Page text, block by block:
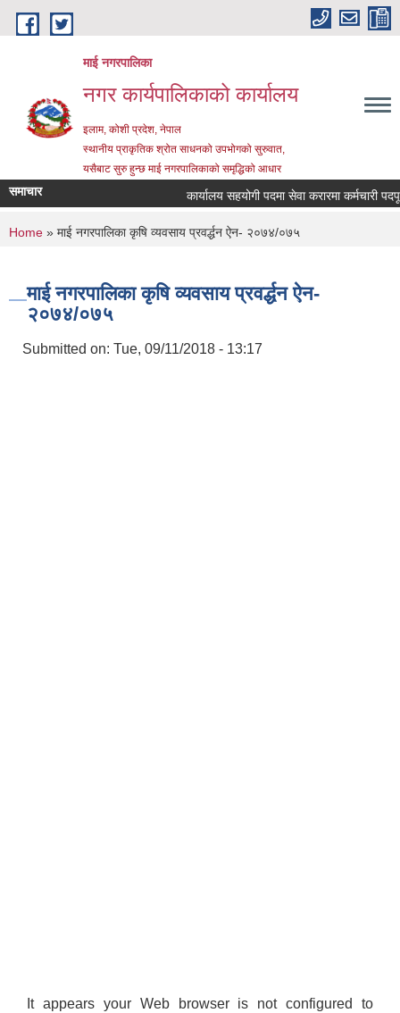
Skip to main content
माई नगरपालिका
नगर कार्यपालिकाको कार्यालय
इलाम, कोशी प्रदेश, नेपाल
स्थानीय प्राकृतिक श्रोत साधनको उपभोगको सुरुवात,
यसैबाट सुरु हुन्छ माई नगरपालिकाको समृद्धिको आधार
समाचार कार्यालय सहयोगी पदमा सेवा करारमा कर्मचारी
You are here
Home » माई नगरपालिका कृषि व्यवसाय प्रवर्द्धन ऐन- २०७४/०७५
माई नगरपालिका कृषि व्यवसाय प्रवर्द्धन ऐन-
२०७४/०७५
Submitted on: Tue, 09/11/2018 - 13:17
It appears your Web browser is not configured to